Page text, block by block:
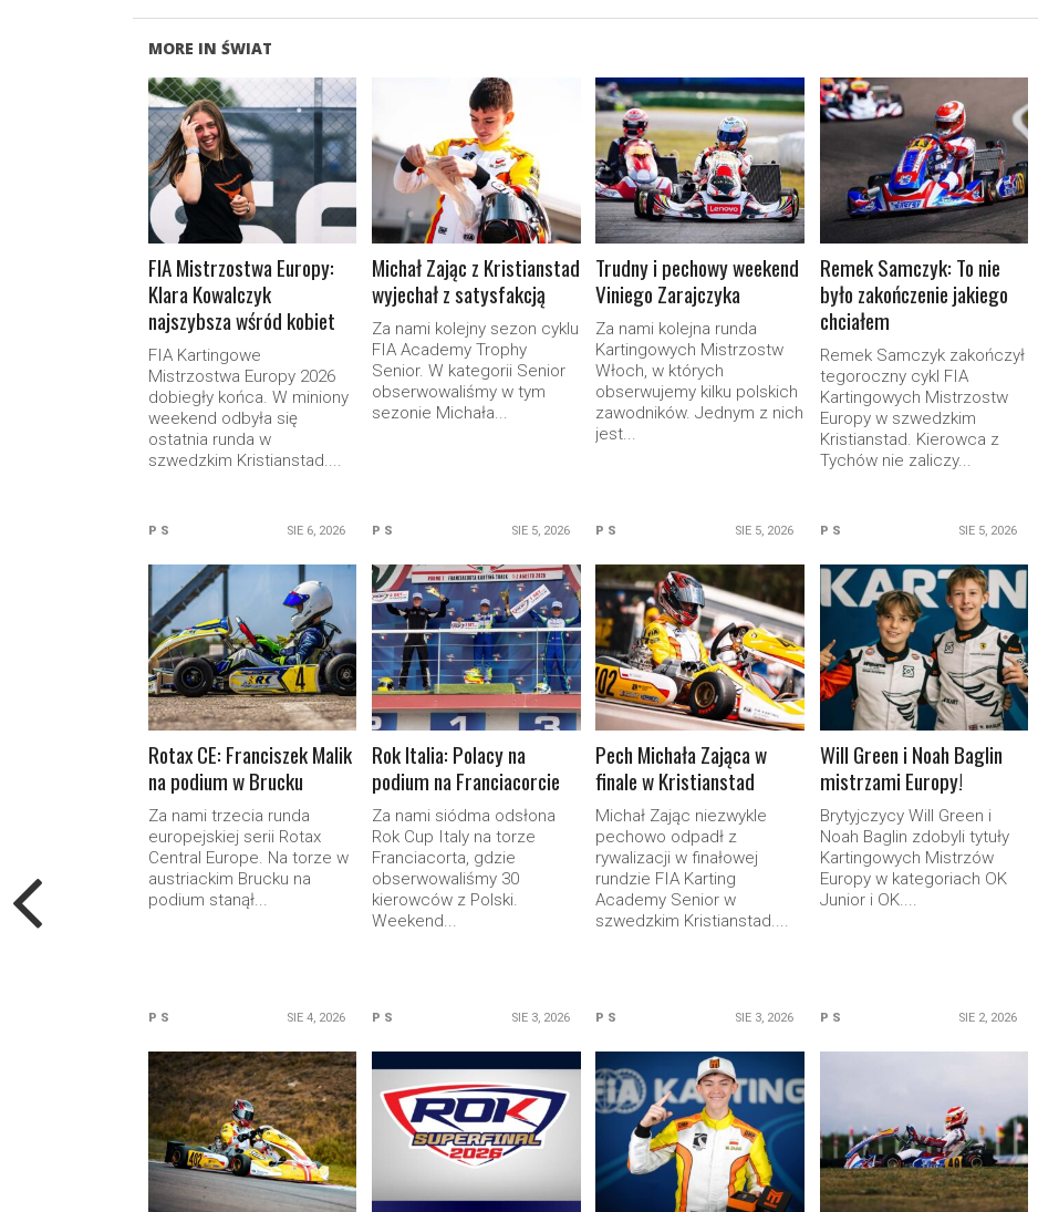
MORE IN ŚWIAT
READ MORE
FIA Mistrzostwa Europy:
Klara Kowalczyk
najszybsza wśród kobiet
FIA Kartingowe
Mistrzostwa Europy 2026
dobiegły końca. W miniony
weekend odbyła się
ostatnia runda w
szwedzkim Kristianstad....
P S SIE 6, 2026
READ MORE
Michał Zając z Kristianstad
wyjechał z satysfakcją
Za nami kolejny sezon cyklu
FIA Academy Trophy
Senior. W kategorii Senior
obserwowaliśmy w tym
sezonie Michała...
P S SIE 5, 2026
READ MORE
Trudny i pechowy weekend
Viniego Zarajczyka
Za nami kolejna runda
Kartingowych Mistrzostw
Włoch, w których
obserwujemy kilku polskich
zawodników. Jednym z nich
jest...
P S SIE 5, 2026
READ MORE
Remek Samczyk: To nie
było zakończenie jakiego
chciałem
Remek Samczyk zakończył
tegoroczny cykl FIA
Kartingowych Mistrzostw
Europy w szwedzkim
Kristianstad. Kierowca z
Tychów nie zaliczy...
P S SIE 5, 2026
READ MORE
Rotax CE: Franciszek Malik
na podium w Brucku
Za nami trzecia runda
europejskiej serii Rotax
Central Europe. Na torze w
austriackim Brucku na
podium stanął...
P S SIE 4, 2026
READ MORE
Rok Italia: Polacy na
podium na Franciacorcie
Za nami siódma odsłona
Rok Cup Italy na torze
Franciacorta, gdzie
obserwowaliśmy 30
kierowców z Polski.
Weekend...
P S SIE 3, 2026
READ MORE
Pech Michała Zająca w
finale w Kristianstad
Michał Zając niezwykle
pechowo odpadł z
rywalizacji w finałowej
rundzie FIA Karting
Academy Senior w
szwedzkim Kristianstad....
P S SIE 3, 2026
READ MORE
Will Green i Noah Baglin
mistrzami Europy!
Brytyjczycy Will Green i
Noah Baglin zdobyli tytuły
Kartingowych Mistrzów
Europy w kategoriach OK
Junior i OK....
P S SIE 2, 2026
READ MORE READ MORE READ MORE READ MORE